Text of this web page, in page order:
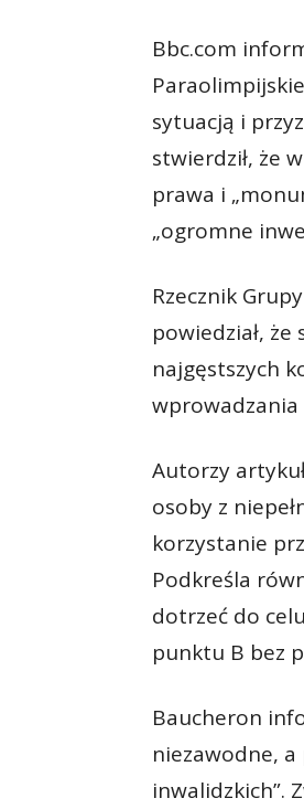
Bbc.com
sytuacją i
stwierdził, że
prawa i
„ogromne
Rzecznik
powiedział,
najgęstszych
wprowadzania
Autorzy
osoby z
korzystanie
Podkreśla
dotrzeć do
punktu B bez
Baucheron
niezawodne,
inwalidzkich”.